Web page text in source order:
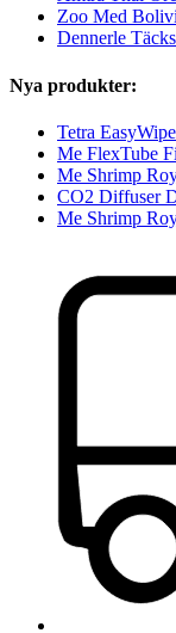
Zoo Med
Dennerle
Nya produkter:
Tetra
Me FlexTube
Me Shrimp
CO2 Diffuser
Me Shrimp